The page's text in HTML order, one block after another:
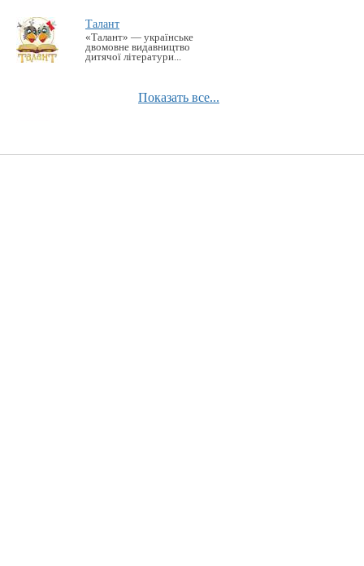
Талант
«Талант» — українське
двомовне видавництво
дитячої літератури...
Показать все...